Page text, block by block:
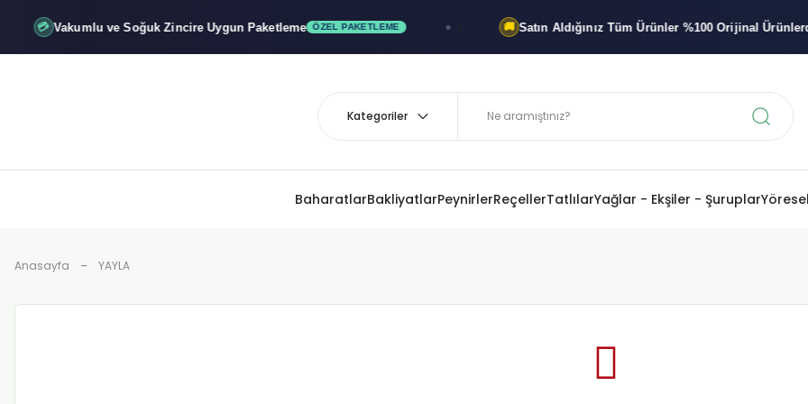
Vakumlu ve SoğukZincire Uygun Paketleme ÖZEL PAKETLEME Satın Aldığınız Tüm Ürünler%100 OrijinalÜrünlerdir
BaharatlarBakliyatlarPeynirlerReçellerTatlılarYağlar - Ekşiler - Şuruplar
Anasayfa YAYLA